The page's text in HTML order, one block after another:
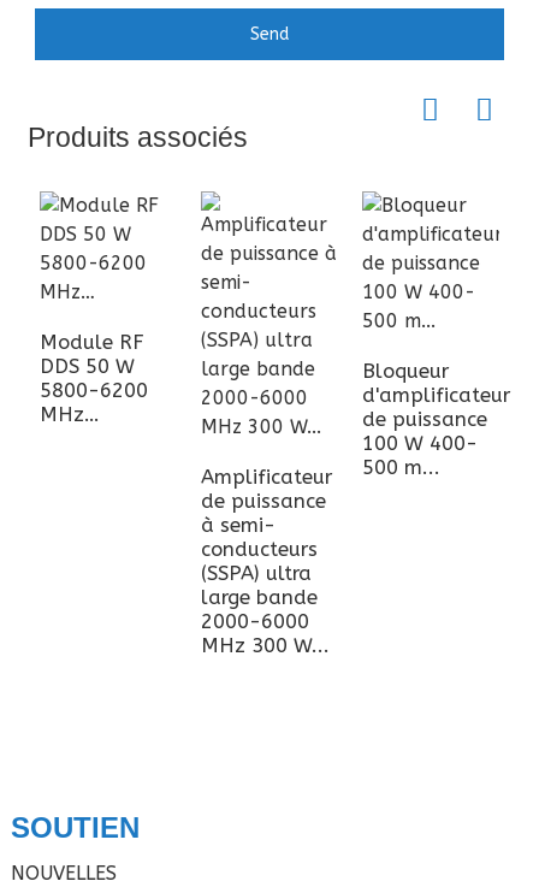
Send
Produits associés
Module RF
DDS 50 W
5800-6200
MHz…
Amplificateur
de puissance
à semi-
conducteurs
(SSPA) ultra
large bande
2000-6000
MHz 300 W...
Bloqueur
d'amplificateur
de puissance
100 W 400-
500 m...
SOUTIEN
NOUVELLES